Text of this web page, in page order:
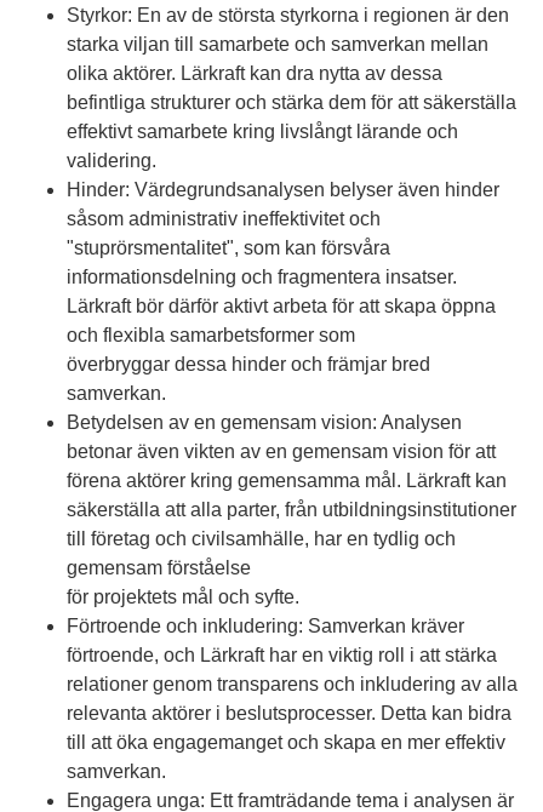
Styrkor: En av de största styrkorna i regionen är den
starka viljan till samarbete och samverkan mellan
olika aktörer. Lärkraft kan dra nytta av dessa
befintliga strukturer och stärka dem för att säkerställa
effektivt samarbete kring livslångt lärande och
validering.
Hinder: Värdegrundsanalysen belyser även hinder
såsom administrativ ineffektivitet och
"stuprörsmentalitet", som kan försvåra
informationsdelning och fragmentera insatser.
Lärkraft bör därför aktivt arbeta för att skapa öppna
och flexibla samarbetsformer som
överbryggar dessa hinder och främjar bred
samverkan.
Betydelsen av en gemensam vision: Analysen
betonar även vikten av en gemensam vision för att
förena aktörer kring gemensamma mål. Lärkraft kan
säkerställa att alla parter, från utbildningsinstitutioner
till företag och civilsamhälle, har en tydlig och
gemensam förståelse
för projektets mål och syfte.
Förtroende och inkludering: Samverkan kräver
förtroende, och Lärkraft har en viktig roll i att stärka
relationer genom transparens och inkludering av alla
relevanta aktörer i beslutsprocesser. Detta kan bidra
till att öka engagemanget och skapa en mer effektiv
samverkan.
Engagera unga: Ett framträdande tema i analysen är